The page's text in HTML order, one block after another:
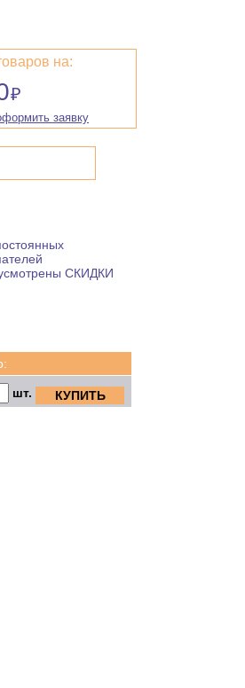
на:
₽
заявку
СКИДКИ
шт. КУПИТЬ